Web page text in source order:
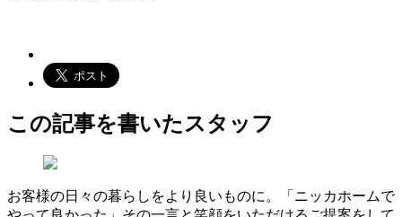
この記事を書いたスタッフ
お客様の日々の暮らしをより良いものに。「ニッカホームで